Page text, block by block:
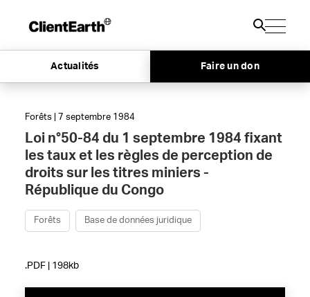
Actualités Faire un don
Forêts | 7 septembre 1984
Loi n°50-84 du 1 septembre 1984 fixant
les taux et les règles de perception de
droits sur les titres miniers -
République du Congo
Forêts Base de données juridique
.PDF | 198kb